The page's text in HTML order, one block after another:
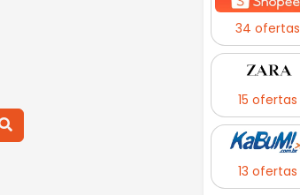
34 ofertas
15 ofertas
13 ofertas